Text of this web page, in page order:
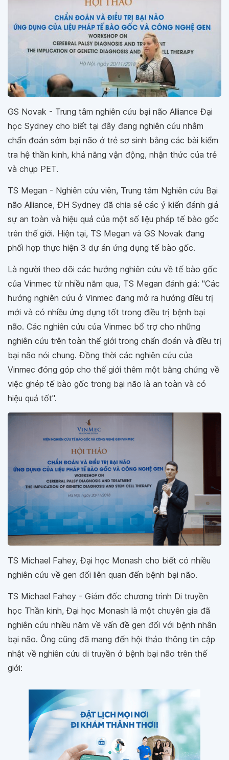
GS Novak - Trung tâm nghiên cứu bại não Alliance Đại
học Sydney cho biết tại đây đang nghiên cứu nhằm
chẩn đoán sớm bại não ở trẻ sơ sinh bằng các bài kiểm
tra hệ thần kinh, khả năng vận động, nhận thức của trẻ
và chụp PET.
TS Megan - Nghiên cứu viên, Trung tâm Nghiên cứu Bại
não Alliance, ĐH Sydney đã chia sẻ các ý kiến đánh giá
sự an toàn và hiệu quả của một số liệu pháp tế bào gốc
trên thế giới. Hiện tại, TS Megan và GS Novak đang
phối hợp thực hiện 3 dự án ứng dụng tế bào gốc.
Là người theo dõi các hướng nghiên cứu về tế bào gốc
của Vinmec từ nhiều năm qua, TS Megan đánh giá: "Các
hướng nghiên cứu ở Vinmec đang mở ra hướng điều trị
mới và có nhiều ứng dụng tốt trong điều trị bệnh bại
não. Các nghiên cứu của Vinmec bổ trợ cho những
nghiên cứu trên toàn thế giới trong chẩn đoán và điều trị
bại não nói chung. Đồng thời các nghiên cứu của
Vinmec đóng góp cho thế giới thêm một bằng chứng về
việc ghép tế bào gốc trong bại não là an toàn và có
hiệu quả tốt".
TS Michael Fahey, Đại học Monash cho biết có nhiều
nghiên cứu về gen đối liên quan đến bệnh bại não.
TS Michael Fahey - Giám đốc chương trình Di truyền
học Thần kinh, Đại học Monash là một chuyên gia đã
nghiên cứu nhiều năm về vấn đề gen đối với bệnh nhân
bại não. Ông cũng đã mang đến hội thảo thông tin cập
nhật về nghiên cứu di truyền ở bệnh bại não trên thế
giới: